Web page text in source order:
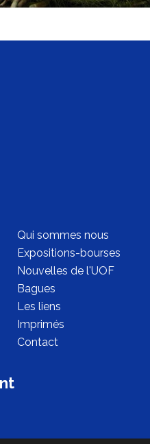
Qui sommes nous
Expositions-bourses
Nouvelles de l'UOF
Bagues
Les liens
Imprimés
Contact